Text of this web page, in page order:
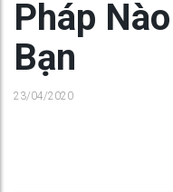
Pháp
Bạn
23/04/2020